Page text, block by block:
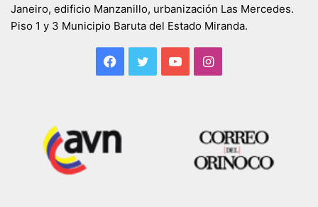
Janeiro, edificio Manzanillo, urbanización Las Mercedes.
Piso 1 y 3 Municipio Baruta del Estado Miranda.
Facebook
TwitterYouTubeInstagram